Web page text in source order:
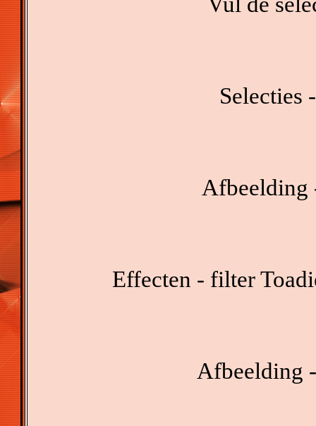
Selecties
Afbeelding
Effecten - filter
Afbeelding